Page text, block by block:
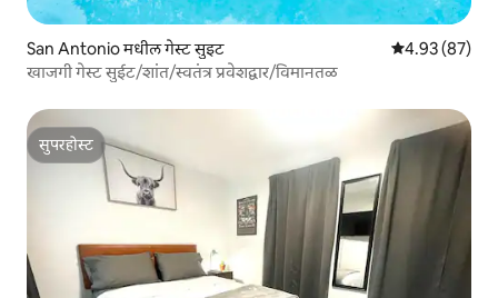
San Antonio मधील गेस्ट सुइट 5 पैकी 4.93
4.93 (87)
खाजगी गेस्ट सुईट/शांत/स्वतंत्र प्रवेशद्वार/विमानतळ
सुपरहोस्ट
सुपरहोस्ट